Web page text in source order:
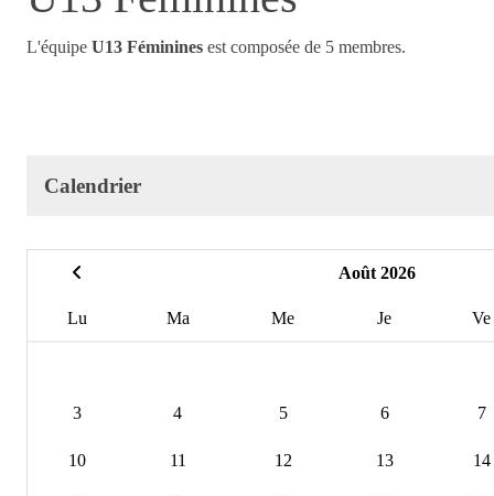
L'équipe U13 Féminines est composée de 5 membres.
Calendrier
Août 2026
Lu Ma Me Je Ve
3 4 5 6 7
10 11 12 13 14